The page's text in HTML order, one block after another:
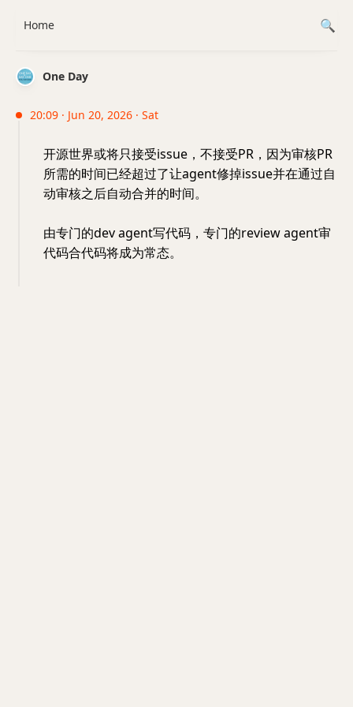
One Day
20:09 · Jun 20, 2026 · Sat
开源世界或将只接受issue，不接受PR，因为审核PR
所需的时间已经超过了让agent修掉issue并在通过自
动审核之后自动合并的时间。
由专门的dev agent写代码，专门的review agent审
代码合代码将成为常态。
Home